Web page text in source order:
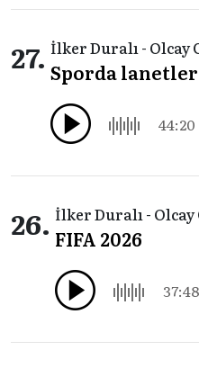
27. İlker Duralı - Olcay
Sporda lanetler
44:20
26. İlker Duralı -
FIFA 2026
37:48